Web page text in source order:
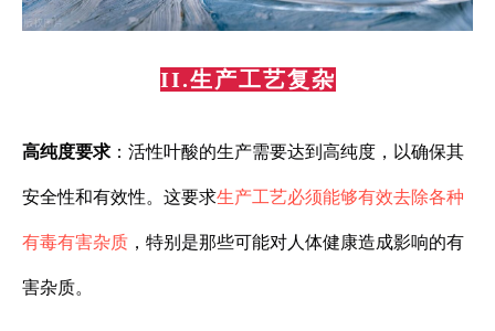
II.生产工艺复杂
高纯度要求 ：活性叶酸的生产需要达到高纯度，以确保其
安全性和有效性。这要求生产工艺必须能够有效去除各种
有毒有害杂质 ，特别是那些可能对人体健康造成影响的有
害杂质。